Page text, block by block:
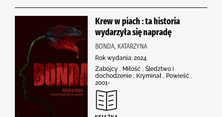
Krew w piach : ta historia
wydarzyła się napradę
BONDA, KATARZYNA
Rok wydania: 2024.
Zabójcy , Miłość , Śledztwo i
dochodzenie , Kryminał , Powieść ,
2001-